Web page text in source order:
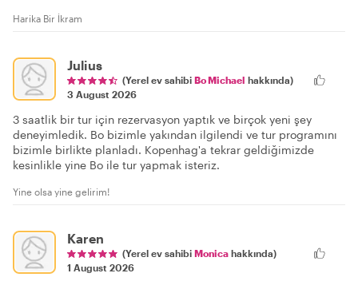
Harika Bir İkram
Julius
(Yerel ev sahibi Bo Michael hakkında)
3 August 2026
3 saatlik bir tur için rezervasyon yaptık ve birçok yeni şey
deneyimledik. Bo bizimle yakından ilgilendi ve tur programını
bizimle birlikte planladı. Kopenhag'a tekrar geldiğimizde
kesinlikle yine Bo ile tur yapmak isteriz.
Yine olsa yine gelirim!
Karen
(Yerel ev sahibi Monica hakkında)
1 August 2026